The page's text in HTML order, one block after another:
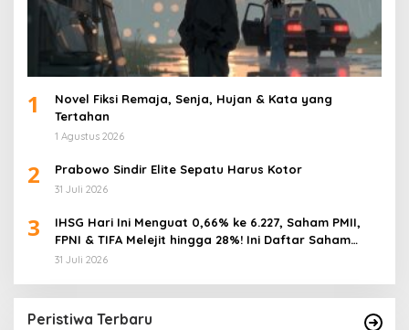
1
Novel Fiksi Remaja, Senja, Hujan & Kata yang
Tertahan
1 Agustus 2026
2 Prabowo Sindir Elite Sepatu Harus Kotor
31 Juli 2026
3
IHSG Hari Ini Menguat 0,66% ke 6.227, Saham PMII,
FPNI & TIFA Melejit hingga 28%! Ini Daftar Saham
Paling Cuan & Volume Tertinggi 31 Juli 2026
31 Juli 2026
Peristiwa Terbaru